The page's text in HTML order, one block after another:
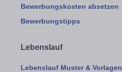
Bewerbungskosten absetzen
Bewerbungstipps
Lebenslauf
Lebenslauf Muster & Vorlagen